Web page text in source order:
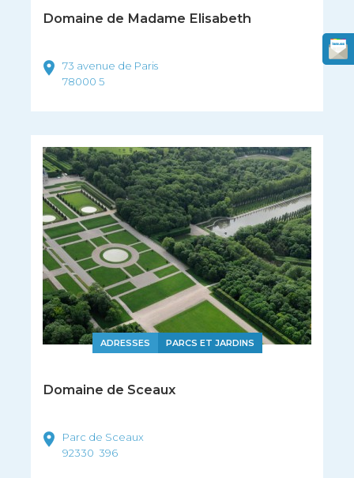
Domaine de Madame Elisabeth
73 avenue de Paris
78000 5
ADRESSES PARCS ET JARDINS
Domaine de Sceaux
Parc de Sceaux
92330 396